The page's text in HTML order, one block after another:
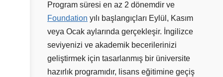
Program süresi en az 2 dönemdir ve
Foundation yılı başlangıçları Eylül, Kasım
veya Ocak aylarında gerçekleşir. İngilizce
seviyenizi ve akademik becerilerinizi
geliştirmek için tasarlanmış bir üniversite
hazırlık programıdır, lisans eğitimine geçiş